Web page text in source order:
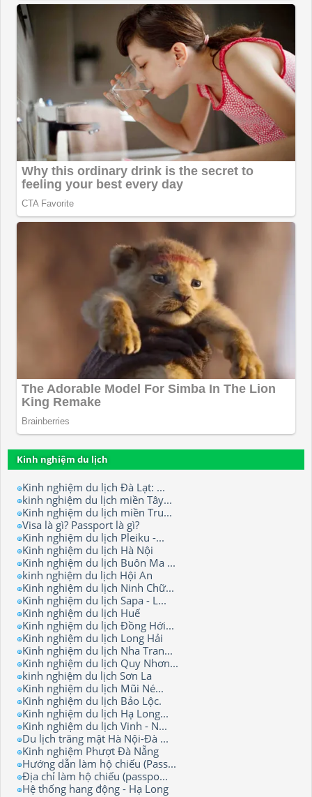
Kinh nghiệm du lịch
Kinh nghiệm du lịch Đà Lạt: ...
kinh nghiệm du lịch miền Tây...
Kinh nghiệm du lịch miền Tru...
Visa là gì? Passport là gì?
Kinh nghiệm du lịch Pleiku -...
Kinh nghiệm du lịch Hà Nội
Kinh nghiệm du lịch Buôn Ma ...
kinh nghiệm du lịch Hội An
Kinh nghiệm du lịch Ninh Chữ...
Kinh nghiệm du lịch Sapa - L...
Kinh nghiệm du lịch Huế
Kinh nghiệm du lịch Đồng Hới...
Kinh nghiệm du lịch Long Hải
Kinh nghiệm du lịch Nha Tran...
Kinh nghiệm du lịch Quy Nhơn...
kinh nghiệm du lịch Sơn La
Kinh nghiệm du lịch Mũi Né...
Kinh nghiệm du lịch Bảo Lộc.
Kinh nghiệm du lịch Hạ Long...
Kinh nghiệm du lịch Vinh - N...
Du lịch trăng mật Hà Nội-Đà ...
Kinh nghiệm Phượt Đà Nẵng
Hướng dẫn làm hộ chiếu (Pass...
Địa chỉ làm hộ chiếu (passpo...
Hệ thống hang động - Hạ Long